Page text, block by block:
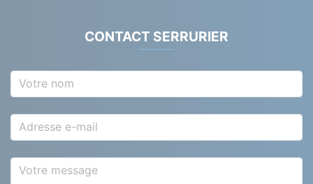
CONTACT SERRURIER
Votre nom
Adresse e-mail
Votre message